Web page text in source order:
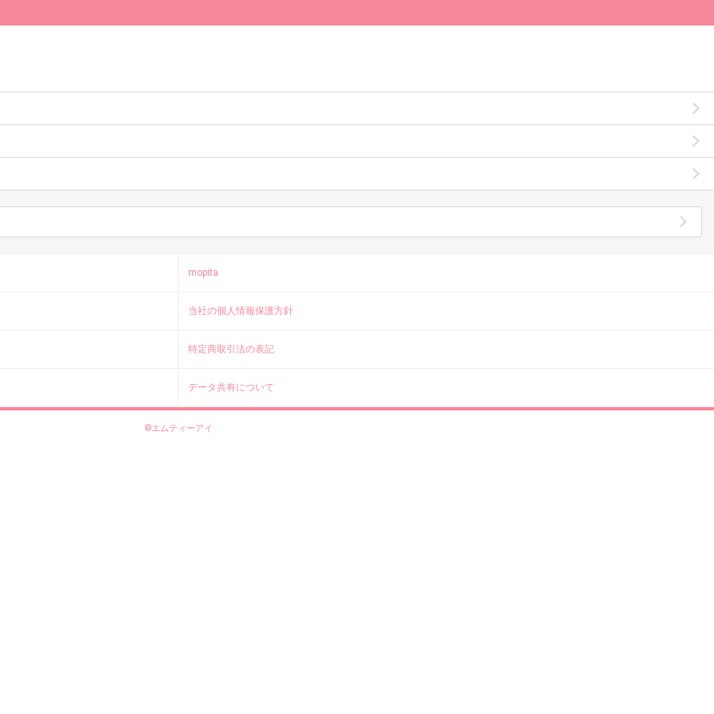
mopita
当社の個人情報保護方針
特定商取引法の表記
データ共有について
©エムティーアイ